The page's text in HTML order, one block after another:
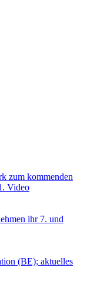
zum kommenden
Video
ihr 7. und
(BE); aktuelles